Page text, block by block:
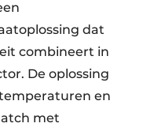
dat
combineert in
De oplossing
en
met